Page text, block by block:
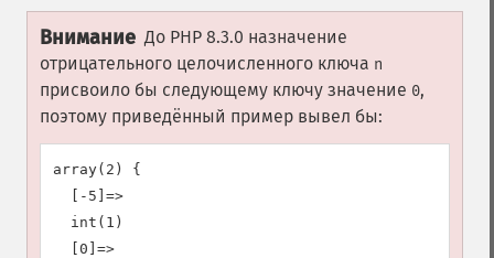
Внимание До PHP 8.3.0 назначение
отрицательного целочисленного ключа n
присвоило бы следующему ключу значение 0,
поэтому приведённый пример вывел бы:
array(2) {
  [-5]=>
  int(1)
  [0]=>